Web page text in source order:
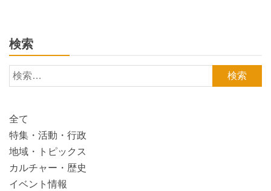
検索
検
索:
全て
特集・活動・行政
地域・トピックス
カルチャー・歴史
イベント情報